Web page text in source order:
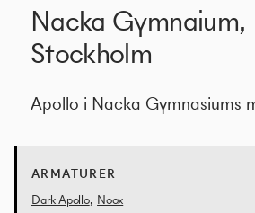
Nacka Gymnaium,
Stockholm
Apollo i Nacka Gymnasiums
ARMATURER
Dark Apollo, Noox